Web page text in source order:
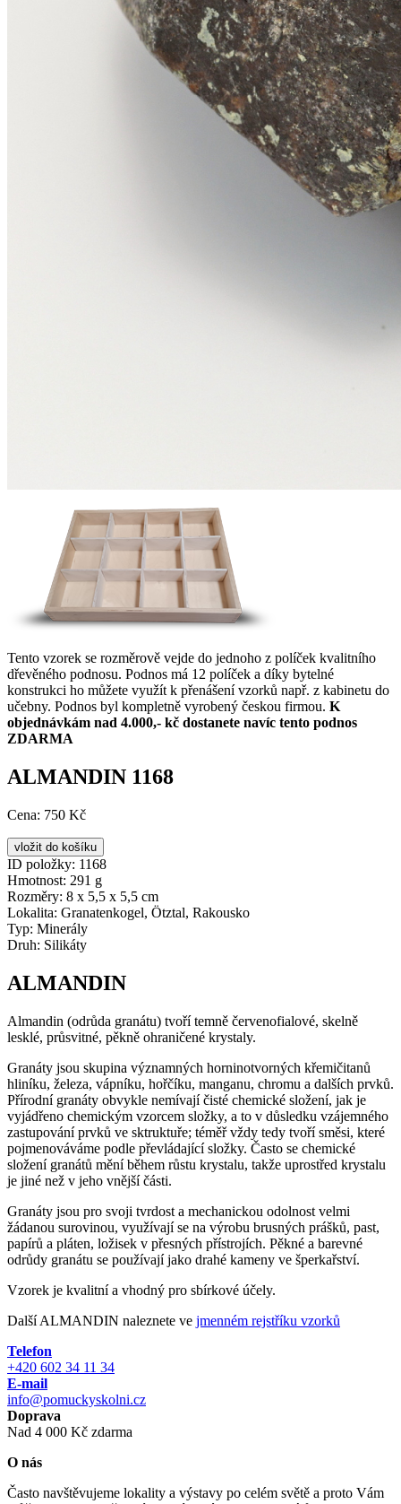
Tento vzorek se rozměrově vejde do jednoho z políček kvalitního
dřevěného podnosu. Podnos má 12 políček a díky bytelné
konstrukci ho můžete využít k přenášení vzorků např. z kabinetu do
učebny. Podnos byl kompletně vyrobený českou firmou. K
objednávkám nad 4.000,- kč dostanete navíc tento podnos
ZDARMA
ALMANDIN 1168
Cena: 750 Kč
ID položky: 1168
Hmotnost: 291 g
Rozměry: 8 x 5,5 x 5,5 cm
Lokalita: Granatenkogel, Ötztal, Rakousko
Typ: Minerály
Druh: Silikáty
ALMANDIN
Almandin (odrůda granátu) tvoří temně červenofialové, skelně
lesklé, průsvitné, pěkně ohraničené krystaly.
Granáty jsou skupina významných horninotvorných křemičitanů
hliníku, železa, vápníku, hořčíku, manganu, chromu a dalších prvků.
Přírodní granáty obvykle nemívají čisté chemické složení, jak je
vyjádřeno chemickým vzorcem složky, a to v důsledku vzájemného
zastupování prvků ve sktruktuře; téměř vždy tedy tvoří směsi, které
pojmenováváme podle převládající složky. Často se chemické
složení granátů mění během růstu krystalu, takže uprostřed krystalu
je jiné než v jeho vnější části.
Granáty jsou pro svoji tvrdost a mechanickou odolnost velmi
žádanou surovinou, využívají se na výrobu brusných prášků, past,
papírů a pláten, ložisek v přesných přístrojích. Pěkné a barevné
odrůdy granátu se používají jako drahé kameny ve šperkařství.
Vzorek je kvalitní a vhodný pro sbírkové účely.
Další ALMANDIN naleznete ve jmenném rejstříku vzorků
Telefon
+420 602 34 11 34
E-mail
info@pomuckyskolni.cz
Doprava
Nad 4 000 Kč zdarma
O nás
Často navštěvujeme lokality a výstavy po celém světě a proto Vám